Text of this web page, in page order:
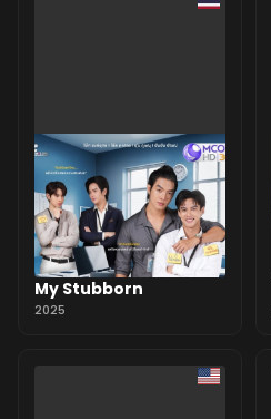
My Stubborn
2025